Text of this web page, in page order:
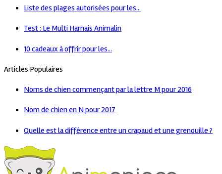
Liste des plages autorisées pour les...
Test : Le Multi Harnais Animalin
10 cadeaux à offrir pour les...
Articles Populaires
Noms de chien commençant par la lettre M pour 2016
Nom de chien en N pour 2017
Quelle est la différence entre un crapaud et une grenouille ?